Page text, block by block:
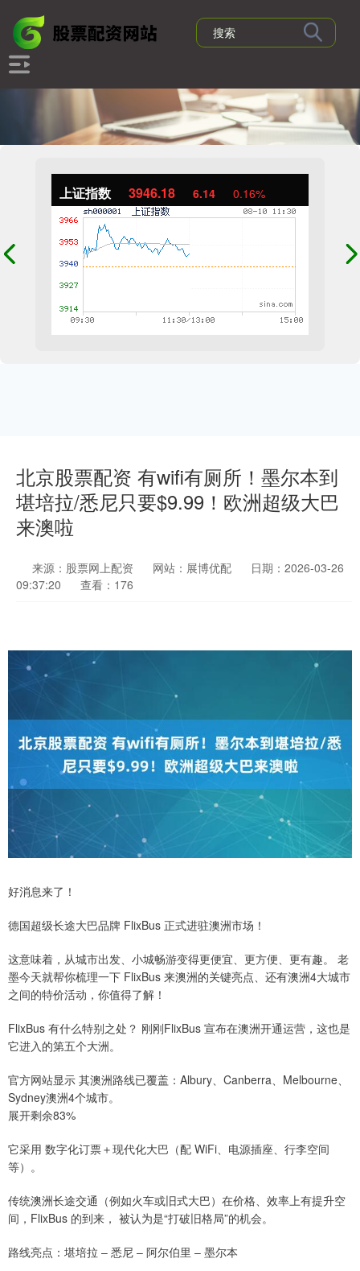
上证指数 3946.18 6.14 0.16%
北京股票配资 有wifi有厕所！墨尔本到
堪培拉/悉尼只要$9.99！欧洲超级大巴
来澳啦
来源：股票网上配资 网站：展博优配
日期：2026-03-26
09:37:20
查看：176
好消息来了！
德国超级长途大巴品牌 FlixBus 正式进驻澳洲市场！
这意味着，从城市出发、小城畅游变得更便宜、更方便、更有趣。 老
墨今天就帮你梳理一下 FlixBus 来澳洲的关键亮点、还有澳洲4大城市
之间的特价活动，你值得了解！
FlixBus 有什么特别之处？ 刚刚FlixBus 宣布在澳洲开通运营，这也是
它进入的第五个大洲。
官方网站显示 其澳洲路线已覆盖：Albury、Canberra、Melbourne、
Sydney澳洲4个城市。
展开剩余83%
它采用 数字化订票＋现代化大巴（配 WiFi、电源插座、行李空间
等）。
传统澳洲长途交通（例如火车或旧式大巴）在价格、效率上有提升空
间，FlixBus 的到来， 被认为是“打破旧格局”的机会。
路线亮点：堪培拉 – 悉尼 – 阿尔伯里 – 墨尔本